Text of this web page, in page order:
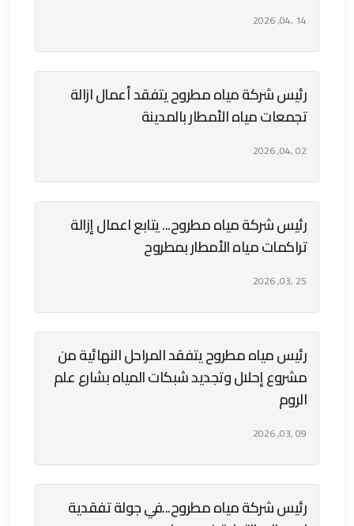
14 ,04, 2026
رئيس شركة مياه مطروح يتفقد أعمال ازالة
تجمعات مياه الأمطار بالمدينة
02 ,04, 2026
رئيس شركة مياه مطروح... يتابع اعمال إزالة
تراكمات مياه الأمطار بمطروح
25 ,03, 2026
رئيس مياه مطروح يتفقد المراحل النهائية من
مشروع إحلال وتجديد شبكات المياه بشارع علم
الروم
09 ,03, 2026
رئيس شركة مياه مطروح...في جولة تفقدية